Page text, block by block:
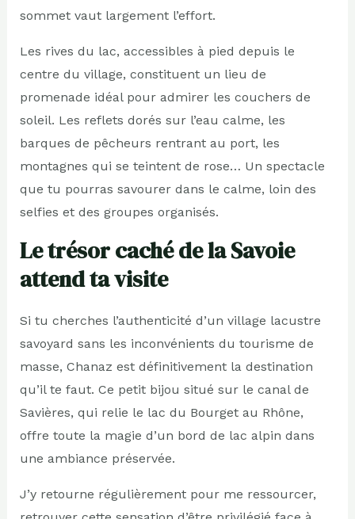
sommet vaut largement l’effort.
Les rives du lac, accessibles à pied depuis le
centre du village, constituent un lieu de
promenade idéal pour admirer les couchers de
soleil. Les reflets dorés sur l’eau calme, les
barques de pêcheurs rentrant au port, les
montagnes qui se teintent de rose… Un spectacle
que tu pourras savourer dans le calme, loin des
selfies et des groupes organisés.
Le trésor caché de la Savoie
attend ta visite
Si tu cherches l’authenticité d’un village lacustre
savoyard sans les inconvénients du tourisme de
masse, Chanaz est définitivement la destination
qu’il te faut. Ce petit bijou situé sur le canal de
Savières, qui relie le lac du Bourget au Rhône,
offre toute la magie d’un bord de lac alpin dans
une ambiance préservée.
J’y retourne régulièrement pour me ressourcer,